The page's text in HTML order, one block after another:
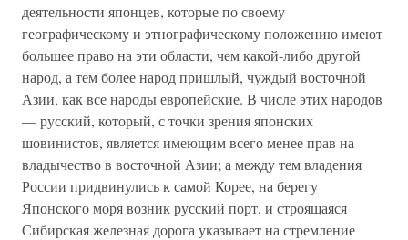
деятельности японцев, которые по своему
географическому и этнографическому положению имеют
большее право на эти области, чем какой-либо другой
народ, а тем более народ пришлый, чуждый восточной
Азии, как все народы европейские. В числе этих народов
— русский, который, с точки зрения японских
шовинистов, является имеющим всего менее прав на
владычество в восточной Азии; а между тем владения
России придвинулись к самой Корее, на берегу
Японского моря возник русский порт, и строящаяся
Сибирская железная дорога указывает на стремление